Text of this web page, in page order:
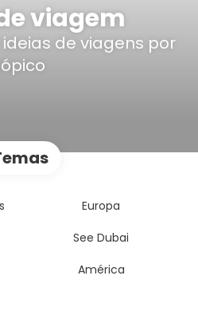
viagem
de viagens por
Europa
See Dubai
América